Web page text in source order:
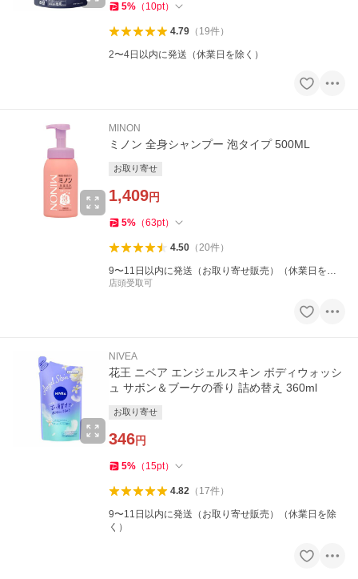
5% （ 10pt）
4.79（ 19件）
2〜4日以内に発送（休業日を除く）
MINON
ミノン 全身シャンプー 泡タイプ 500ML
お取り寄せ
1,409円
5% （63pt）
4.50（20件）
9〜11日以内に発送（お取り寄せ販売）（休業日を除
く）
店頭受取可
NIVEA
花王 ニベア エンジェルスキン ボディウォッシ
ュ サボン＆ブーケの香り 詰め替え 360ml
お取り寄せ
346円
5% （ 15pt）
4.82（ 17件）
9〜11日以内に発送（お取り寄せ販売）（休業日を除
く）